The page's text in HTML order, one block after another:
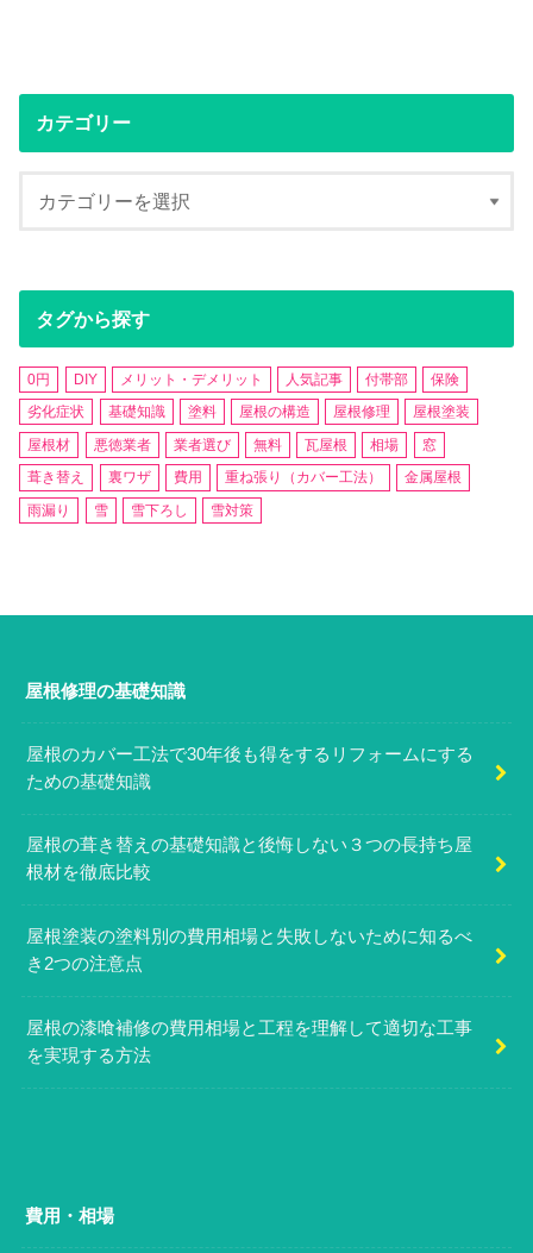
カテゴリー
タグから探す
0円 DIY メリット・デメリット 人気記事 付帯部
保険
劣化症状
基礎知識 塗料 屋根の構造 屋根修理
屋根塗装
屋根材
悪徳業者 業者選び 無料 瓦屋根 相場
窓
葺き替え
裏ワザ 費用 重ね張り（カバー工法）
金属屋根
雨漏り
雪 雪下ろし 雪対策
屋根修理の基礎知識
屋根のカバー工法で30年後も得をするリフォームにする
ための基礎知識
屋根の葺き替えの基礎知識と後悔しない３つの長持ち屋
根材を徹底比較
屋根塗装の塗料別の費用相場と失敗しないために知るべ
き2つの注意点
屋根の漆喰補修の費用相場と工程を理解して適切な工事
を実現する方法
費用・相場